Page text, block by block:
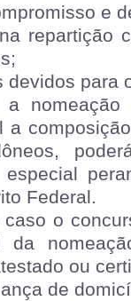
e
repartição
devidos para
a
Federal.
o
da
ou
de